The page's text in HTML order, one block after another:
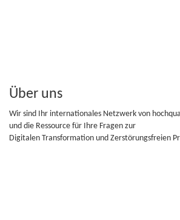
Über uns
Wir sind Ihr internationales Netzwerk von
und die Ressource für Ihre Fragen zur
Digitalen Transformation und Zerstörungsfreien